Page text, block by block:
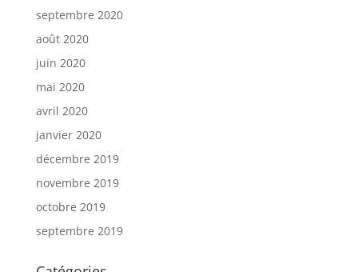
septembre 2020
août 2020
juin 2020
mai 2020
avril 2020
janvier 2020
décembre 2019
novembre 2019
octobre 2019
septembre 2019